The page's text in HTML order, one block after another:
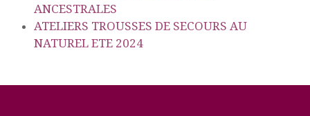
ANCESTRALES
ATELIERS TROUSSES DE SECOURS AU
NATUREL ETE 2024